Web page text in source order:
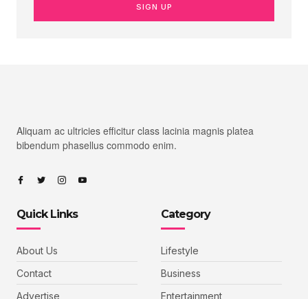
SIGN UP
Aliquam ac ultricies efficitur class lacinia magnis platea
bibendum phasellus commodo enim.
Quick Links
About Us
Contact
Advertise
Category
Lifestyle
Business
Entertainment